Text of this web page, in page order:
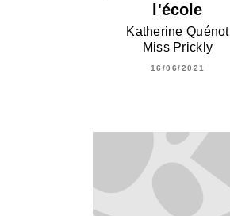
l'école
Katherine Quénot
Miss Prickly
16/06/2021